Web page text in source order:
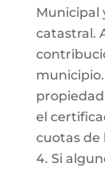
Municipal
catastral.
el
cuotas de
Si